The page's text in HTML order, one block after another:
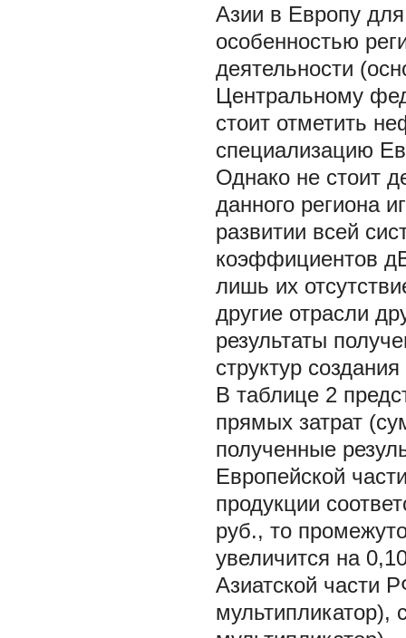
Азии в Европу
особенностью
деятельности
Центральному
стоит отметить
специализацию
Однако не стоит
данного региона
развитии всей
коэффициентов
лишь их
другие отрасли
результаты
структур
В таблице 2
прямых затрат
полученные
Европейской
продукции
руб., то
увеличится на
Азиатской части